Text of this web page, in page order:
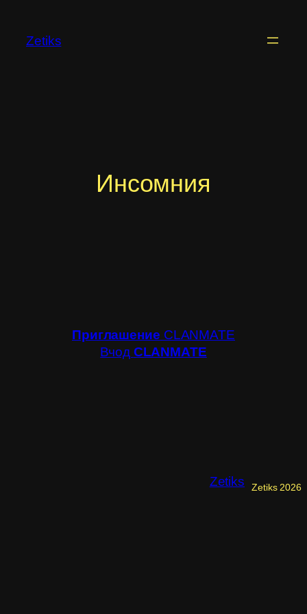
содержимому
Zetiks
Инсомния
Приглашение CLANMATE
Вчод CLANMATE
Zetiks Zetiks 2026